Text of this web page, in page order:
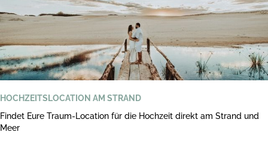
HOCHZEITSLOCATION AM STRAND
Findet Eure Traum-Location für die Hochzeit direkt am Strand und
Meer